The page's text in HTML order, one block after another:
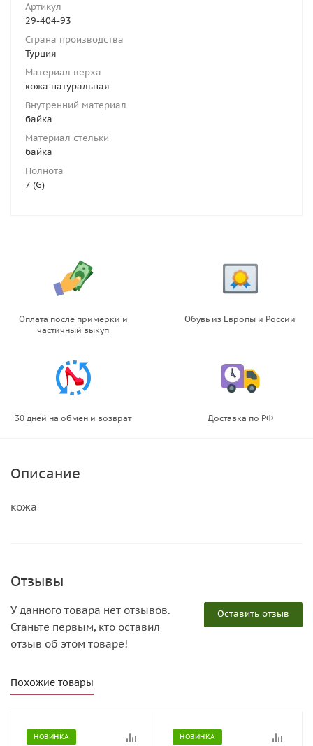
Артикул
29-404-93
Страна производства
Турция
Материал верха
кожа натуральная
Внутренний материал
байка
Материал стельки
байка
Полнота
7 (G)
Оплата после примерки и
частичный выкуп
Обувь из Европы и России
30 дней на обмен и возврат Доставка по РФ
Описание
кожа
Отзывы
Оставить отзыв
У данного товара нет отзывов.
Станьте первым, кто оставил
отзыв об этом товаре!
Похожие товары
НОВИНКА НОВИНКА